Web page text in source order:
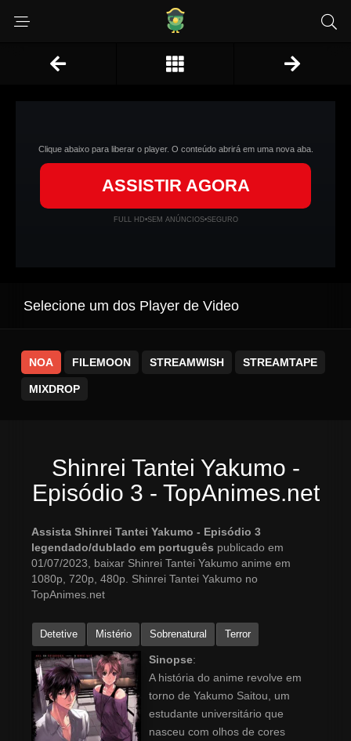
Clique abaixo para liberar o player. O conteúdo abrirá em uma nova aba.
ASSISTIR AGORA
FULL HD•SEM ANÚNCIOS•SEGURO
Selecione um dos Player de Video
NOA FILEMOON STREAMWISH STREAMTAPE
MIXDROP
Shinrei Tantei Yakumo -
Episódio 3 - TopAnimes.net
Assista Shinrei Tantei Yakumo - Episódio 3
legendado/dublado em português publicado em
01/07/2023, baixar Shinrei Tantei Yakumo anime em
1080p, 720p, 480p. Shinrei Tantei Yakumo no
TopAnimes.net
Detetive Mistério Sobrenatural Terror
Sinopse:
A história do anime revolve em
torno de Yakumo Saitou, um
estudante universitário que
nasceu com olhos de cores